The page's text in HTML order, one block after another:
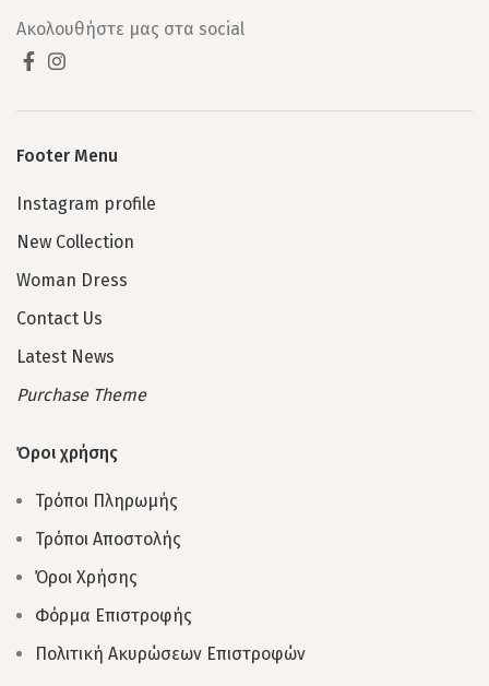
Ακολουθήστε μας στα social
Footer Menu
Instagram profile
New Collection
Woman Dress
Contact Us
Latest News
Purchase Theme
Όροι χρήσης
Τρόποι Πληρωμής
Τρόποι Αποστολής
Όροι Χρήσης
Φόρμα Επιστροφής
Πολιτική Ακυρώσεων Επιστροφών